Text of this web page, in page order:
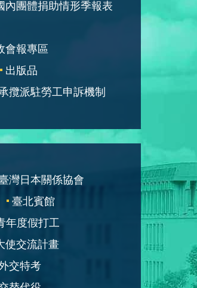
內團體捐助情形季報表
會報專區
出版品
攬派駐勞工申訴機制
灣日本關係協會
臺北賓館
年度假打工
使交流計畫
交特考